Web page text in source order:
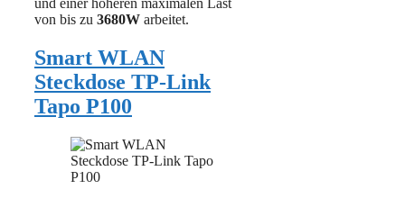
und einer höheren maximalen Last
von bis zu 3680W arbeitet.
Smart WLAN
Steckdose TP-Link
Tapo P100